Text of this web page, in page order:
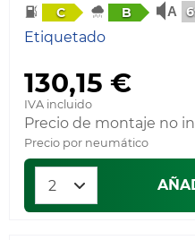
C B
Etiquetado
130,15 €
IVA incluido
Precio de montaje no
Precio por neumático